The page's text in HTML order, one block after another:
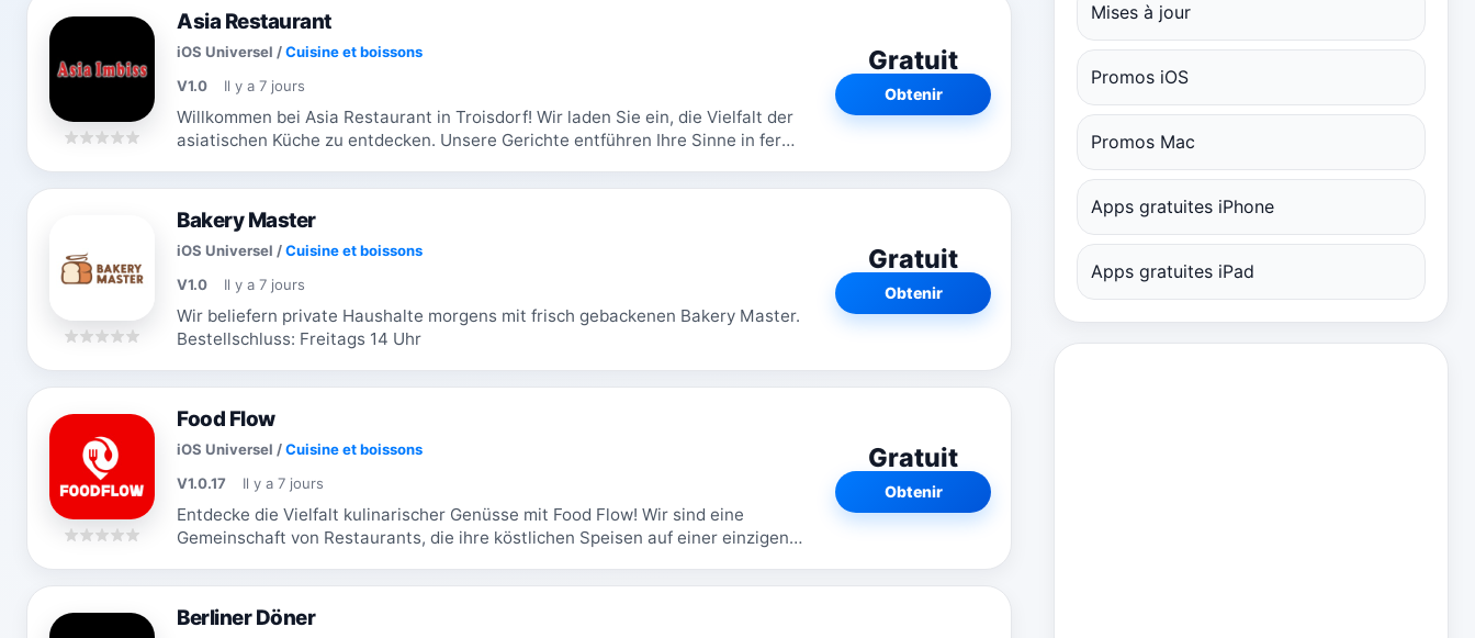
Asia Restaurant
iOS Universel /Cuisine et boissons
V1.0
Il y a 7 jours
Willkommen bei Asia Restaurant in Troisdorf! Wir laden Sie ein, die Vielfalt der
asiatischen Küche zu entdecken. Unsere Gerichte entführen Ihre Sinne in ferne
Gratuit
Obtenir
Bakery Master
iOS Universel /Cuisine et boissons
V1.0
Il y a 7 jours
Wir beliefern private Haushalte morgens mit frisch gebackenen Bakery Master.
Bestellschluss: Freitags 14 Uhr
Gratuit
Obtenir
Food Flow
iOS Universel /Cuisine et boissons
V1.0.17
Il y a 7 jours
Entdecke die Vielfalt kulinarischer Genüsse mit Food Flow! Wir sind eine
Gemeinschaft von Restaurants, die ihre köstlichen Speisen auf einer einzigen,
Gratuit
Obtenir
Berliner Döner
Mises à jour
Promos iOS
Promos Mac
Apps gratuites iPhone
Apps gratuites iPad